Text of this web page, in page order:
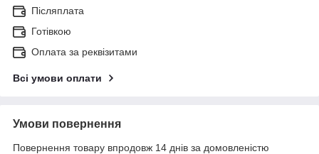
Післяплата
Готівкою
Оплата за реквізитами
Всі умови оплати
Умови повернення
Повернення товару впродовж 14 днів за домовленістю